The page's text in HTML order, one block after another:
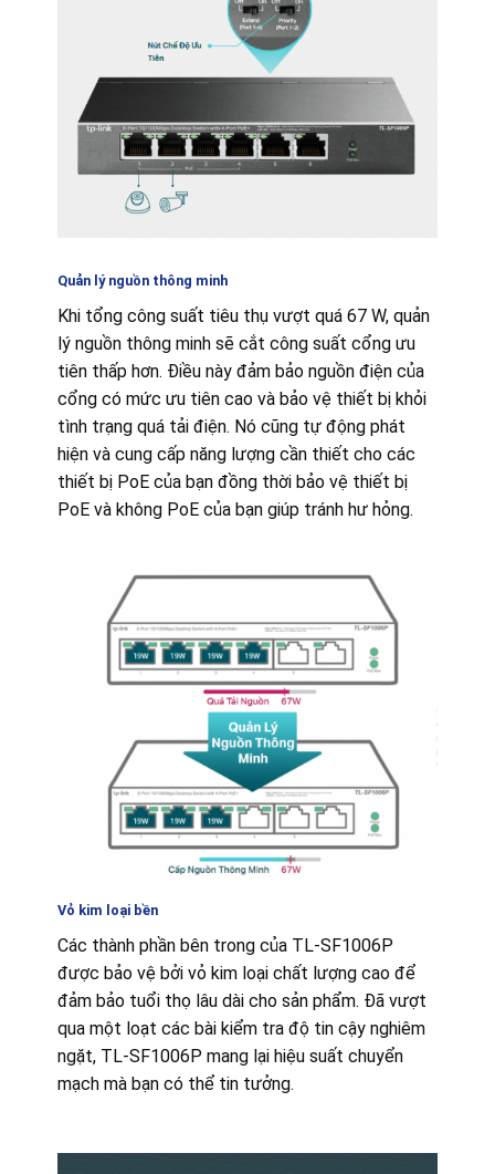
Quản lý nguồn thông minh
Khi tổng công suất tiêu thụ vượt quá 67 W, quản
lý nguồn thông minh sẽ cắt công suất cổng ưu
tiên thấp hơn. Điều này đảm bảo nguồn điện của
cổng có mức ưu tiên cao và bảo vệ thiết bị khỏi
tình trạng quá tải điện. Nó cũng tự động phát
hiện và cung cấp năng lượng cần thiết cho các
thiết bị PoE của bạn đồng thời bảo vệ thiết bị
PoE và không PoE của bạn giúp tránh hư hỏng.
Vỏ kim loại bền
Các thành phần bên trong của TL-SF1006P
được bảo vệ bởi vỏ kim loại chất lượng cao để
đảm bảo tuổi thọ lâu dài cho sản phẩm. Đã vượt
qua một loạt các bài kiểm tra độ tin cậy nghiêm
ngặt, TL-SF1006P mang lại hiệu suất chuyển
mạch mà bạn có thể tin tưởng.